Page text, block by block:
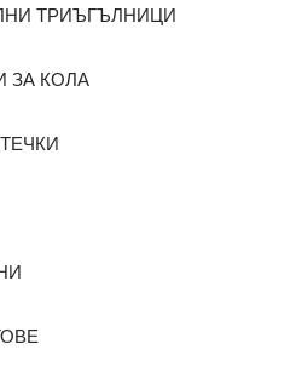
ТРИЪГЪЛНИЦИ
ЗА КОЛА